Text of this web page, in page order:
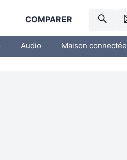
COMPARER
Audio Maison connectée